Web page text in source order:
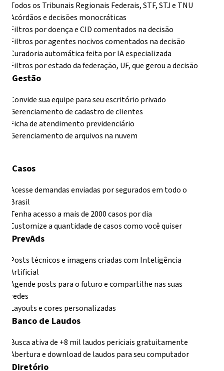
Todos os Tribunais Regionais Federais, STF, STJ e TNU
Acórdãos e decisões monocráticas
Filtros por doença e CID comentados na decisão
Filtros por agentes nocivos comentados na decisão
Curadoria automática feita por IA especializada
Filtros por estado da federação, UF, que gerou a decisão
Gestão
Convide sua equipe para seu escritório privado
Gerenciamento de cadastro de clientes
Ficha de atendimento previdenciário
Gerenciamento de arquivos na nuvem
Casos
Acesse demandas enviadas por segurados em todo o
Brasil
Tenha acesso a mais de 2000 casos por dia
Customize a quantidade de casos como você quiser
PrevAds
Posts técnicos e imagens criadas com Inteligência
Artificial
Agende posts para o futuro e compartilhe nas suas
redes
Layouts e cores personalizadas
Banco de Laudos
Busca ativa de +8 mil laudos periciais gratuitamente
Abertura e download de laudos para seu computador
Diretório